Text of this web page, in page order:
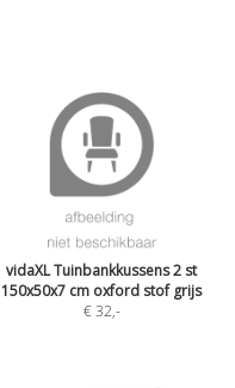
vidaXL Tuinbankkussens 2 st
150x50x7 cm oxford stof grijs
€ 32,-